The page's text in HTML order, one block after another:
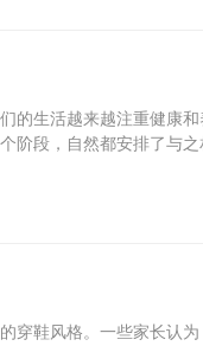
的生活越来越注重健康
阶段，自然都安排了与之
穿鞋风格。一些家长认